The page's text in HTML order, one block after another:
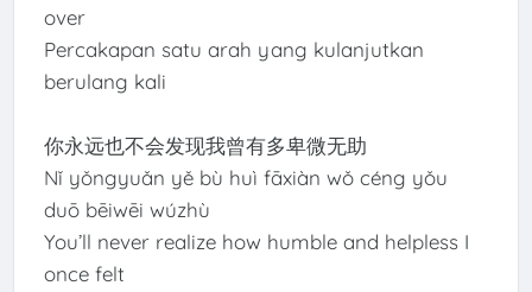
over
Percakapan satu arah yang kulanjutkan
berulang kali
你永远也不会发现我曾有多卑微无助
Nǐ yǒngyuǎn yě bù huì fāxiàn wǒ céng yǒu
duō bēiwēi wúzhù
You’ll never realize how humble and helpless I
once felt